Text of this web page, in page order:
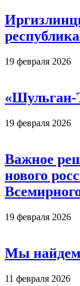
19 февраля 2026
19 февраля 2026
Важное
нового
19 февраля 2026
Мы найдем
11 февраля 2026